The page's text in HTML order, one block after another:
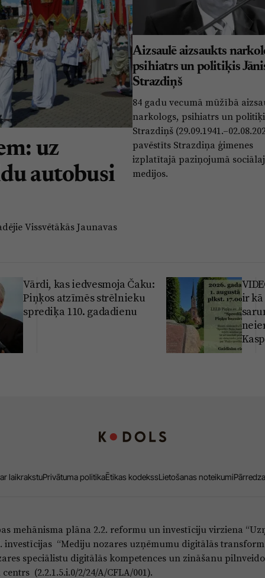
uz
autobusi
Vissvētākās Jaunavas
Aizsaulē aizsaukts
psihiatrs un politiķis
Strazdiņš
84 gadu vecumā mūžībā
narkologs, psihiatrs un
Strazdiņš
pavēstīts Strazdiņa ģimenes
izplatītajā paziņojumā
medijos.
Vārdi, kas iedvesmoja Čaku:
Piņķos atzīmēs strēlnieku
sprediķa 110. gadadienu
ir kā
laikrakstuPrivātuma politikaĒtikas kodekssLietošanas noteikumi
mehānisma plāna 2.2. reformu un investīciju virziena
investīcijas “Mediju nozares uzņēmumu digitālās
speciālistu digitālās kompetences un zināšanu
(2.2.1.5.i.0/2/24/A/CFLA/001).